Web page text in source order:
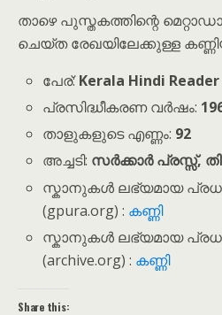
താഴെ പുസ്തകത്തിന്റെ
ചെയ്ത രേഖയിലേക്കുള്ള
പേര്:Kerala Hindi Reader
പ്രസിദ്ധീകരണ വർഷം:
താളുകളുടെ എണ്ണം: 92
അച്ചടി: സർക്കാർ പ്രസ്സ്,
സ്കാനുകൾ ലഭ്യമായ
(gpura.org) : കണ്ണി
സ്കാനുകൾ ലഭ്യമായ
(archive.org) : കണ്ണി
Share this: